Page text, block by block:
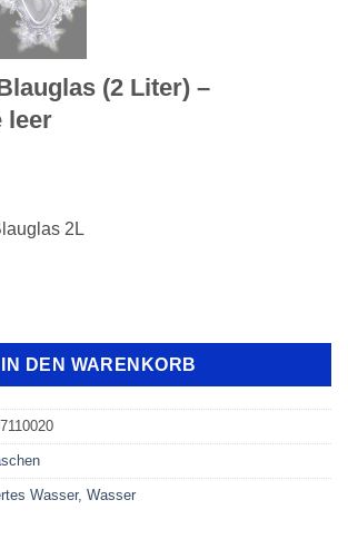
(2 Liter) –
leer
2L
IN DEN WARENKORB
Wasser, Wasser